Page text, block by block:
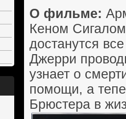
О фильме:
Кеном
достанутся
Джерри
узнает о
помощи, а
Брюстера в